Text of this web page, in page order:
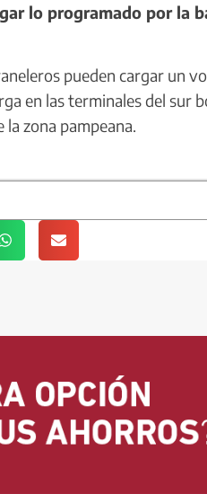
lo programado por la
pueden cargar un
en las terminales del sur
zona pampeana.